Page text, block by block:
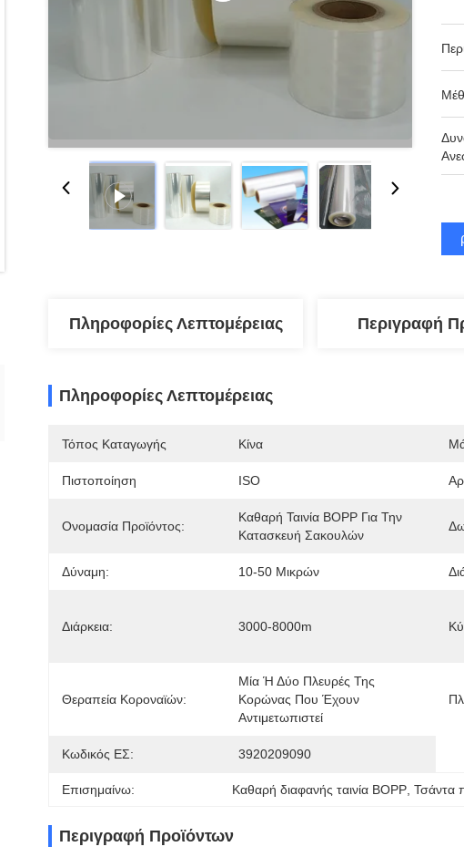
Πληροφορίες Λεπτομέρειας Περιγραφή
Πληροφορίες Λεπτομέρειας
Τόπος Καταγωγής Κίνα
Πιστοποίηση ISO
Ονομασία Προϊόντος:
Καθαρή Ταινία BOPP Για Την
Κατασκευή Σακουλών
Δύναμη: 10-50 Μικρών
Διάρκεια: 3000-8000m
Θεραπεία Κοροναϊών:
Μία Ή Δύο Πλευρές Της
Κορώνας Που Έχουν
Αντιμετωπιστεί
Κωδικός ΕΣ: 3920209090
Επισημαίνω: Καθαρή διαφανής ταινία BOPP , Τσάντα
Περιγραφή Προϊόντων